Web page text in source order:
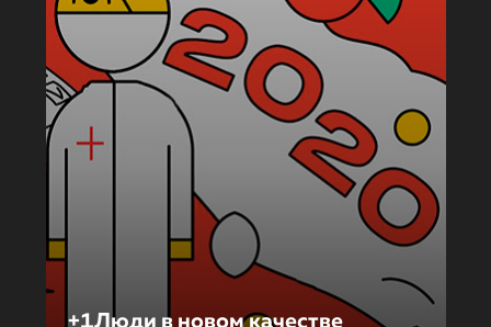
+1Люди в новом качестве